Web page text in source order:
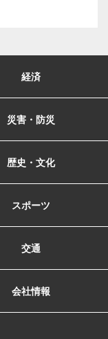
経済
災害・防災
歴史・文化
スポーツ
交通
会社情報